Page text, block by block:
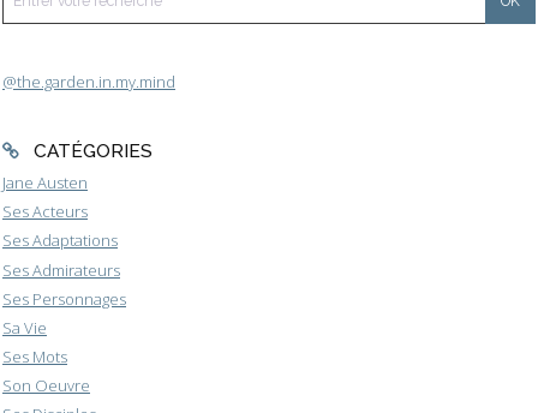
@the.garden.in.my.mind
CATÉGORIES
Jane Austen
Ses Acteurs
Ses Adaptations
Ses Admirateurs
Ses Personnages
Sa Vie
Ses Mots
Son Oeuvre